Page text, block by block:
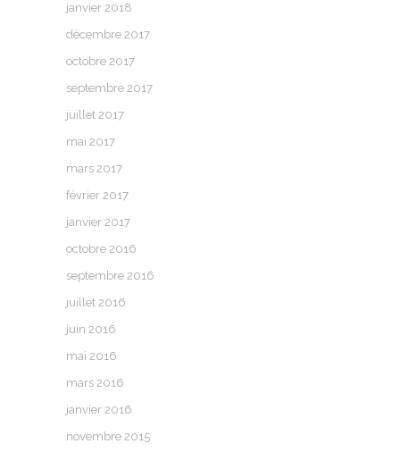
janvier 2018
décembre 2017
octobre 2017
septembre 2017
juillet 2017
mai 2017
mars 2017
février 2017
janvier 2017
octobre 2016
septembre 2016
juillet 2016
juin 2016
mai 2016
mars 2016
janvier 2016
novembre 2015